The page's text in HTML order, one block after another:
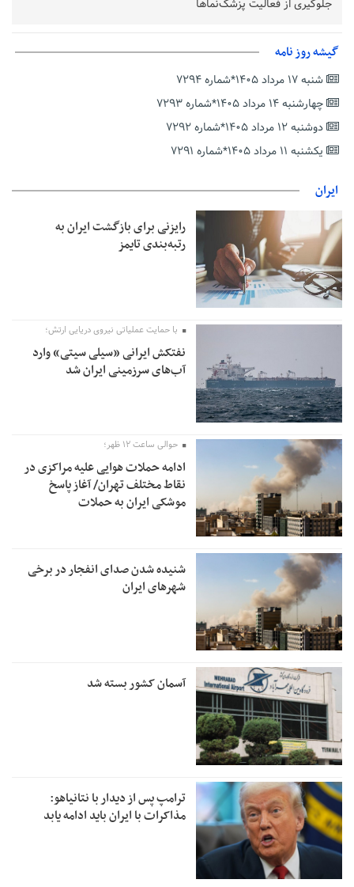
جلوگیری از فعالیت پزشک‌نماها
پشتیبانی از زنجیره ارزش بادام زمینی در اولویت سیاست‌های
بخش دوم گفت‌وگوی پزشکیان با مردم امشب پخش می‌شود
جزئیات فعال‌سازی «کیف پول ایران» اعلام شد
حمایت از مرزنشینان نباید به زیان تولید باشد/مواد اولیه با کولبری
وارد شود
امیر اکرمی‌نیا: ارتش کاملاً آماده است
گیشه روز نامه
شنبه ۱۷ مرداد ۱۴۰۵*شماره ۷۲۹۴
چهارشنبه ۱۴ مرداد ۱۴۰۵*شماره ۷۲۹۳
دوشنبه ۱۲ مرداد ۱۴۰۵*شماره ۷۲۹۲
یکشنبه ۱۱ مرداد ۱۴۰۵*شماره ۷۲۹۱
ایران
رایزنی برای بازگشت ایران به
رتبه‌بندی تایمز
با حمایت عملیاتی نیروی دریایی ارتش؛
نفتکش ایرانی «سیلی سیتی» وارد
آب‌های سرزمینی ایران شد
حوالی ساعت ۱۲ ظهر؛
ادامه حملات هوایی علیه مراکزی در
نقاط مختلف تهران/ آغاز پاسخ
موشکی ایران به حملات
شنیده شدن صدای انفجار در برخی
شهرهای ایران
آسمان کشور بسته شد
ترامپ پس از دیدار با نتانیاهو:
مذاکرات با ایران باید ادامه یابد